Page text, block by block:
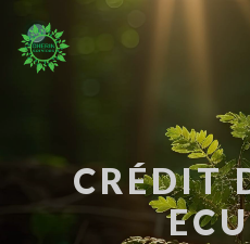
CRÉDIT
Panneau de gestion des